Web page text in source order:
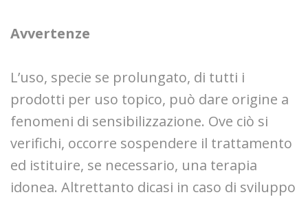
Avvertenze
L’uso, specie se prolungato, di tutti i
prodotti per uso topico, può dare origine a
fenomeni di sensibilizzazione. Ove ciò si
verifichi, occorre sospendere il trattamento
ed istituire, se necessario, una terapia
idonea. Altrettanto dicasi in caso di sviluppo